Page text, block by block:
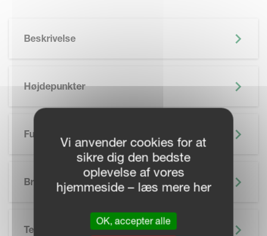
Beskrivelse
Højdepunkter
Funktioner
Brochure
SKIP BROCHURE
Teknisk Specifikation
Vi anvender cookies for at
sikre dig den bedste
oplevelse af vores
hjemmeside – læs mere her
OK, accepter alle